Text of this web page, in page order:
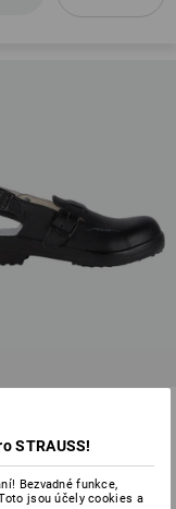
Kč
od 20 pár
STRAUSS!
Bezvadné funkce,
jsou účely cookies a